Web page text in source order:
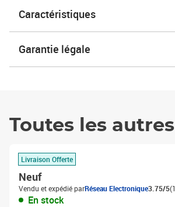
Caractéristiques
Garantie légale
Toutes les
Livraison Offerte
Neuf
Vendu et expédié parRéseau Electronique3.75/5
En stock